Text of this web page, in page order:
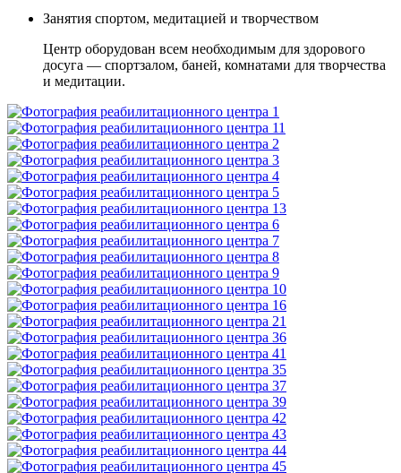
Занятия спортом, медитацией и творчеством
Центр оборудован всем необходимым для здорового
досуга — спортзалом, баней, комнатами для творчества
и медитации.